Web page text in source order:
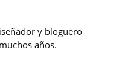
y bloguero
años.